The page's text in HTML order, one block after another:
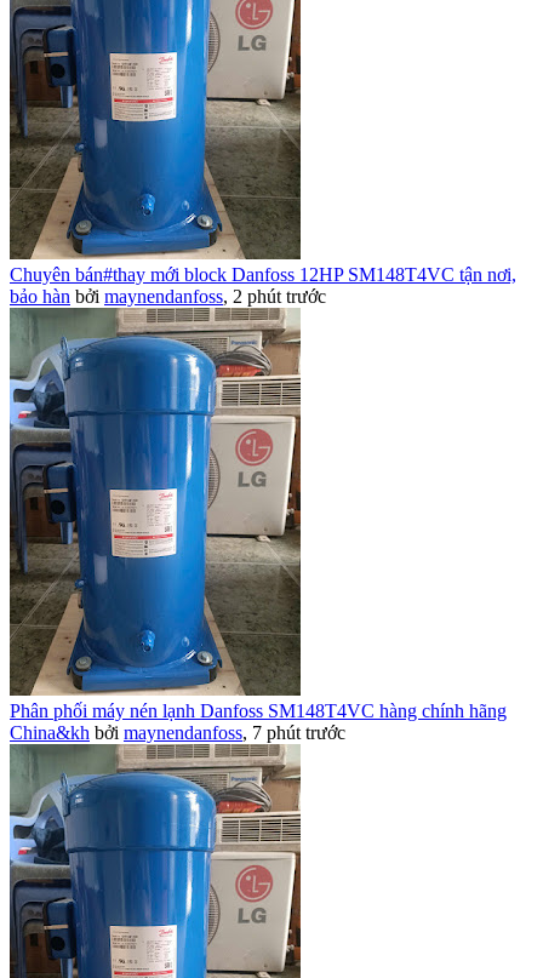
Chuyên bán#thay mới block Danfoss 12HP SM148T4VC tận nơi,
bảo hàn bởi maynendanfoss, 2 phút trước
Phân phối máy nén lạnh Danfoss SM148T4VC hàng chính hãng
China&kh bởi maynendanfoss, 7 phút trước